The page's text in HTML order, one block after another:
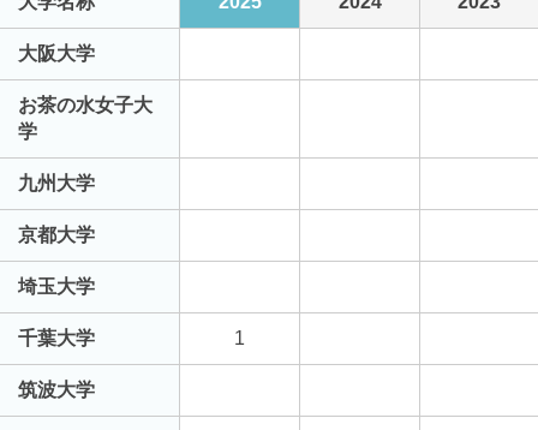
大阪大学
お茶の水女子大
学
九州大学
京都大学
埼玉大学
千葉大学 1
筑波大学